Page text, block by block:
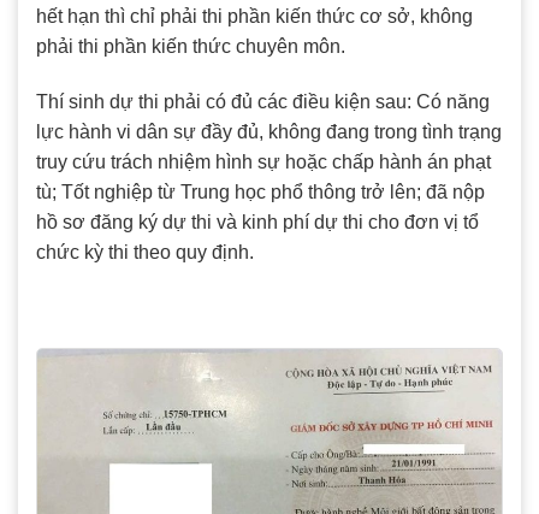
hết hạn thì chỉ phải thi phần kiến thức cơ sở, không
phải thi phần kiến thức chuyên môn.
Thí sinh dự thi phải có đủ các điều kiện sau: Có năng
lực hành vi dân sự đầy đủ, không đang trong tình trạng
truy cứu trách nhiệm hình sự hoặc chấp hành án phạt
tù; Tốt nghiệp từ Trung học phổ thông trở lên; đã nộp
hồ sơ đăng ký dự thi và kinh phí dự thi cho đơn vị tổ
chức kỳ thi theo quy định.